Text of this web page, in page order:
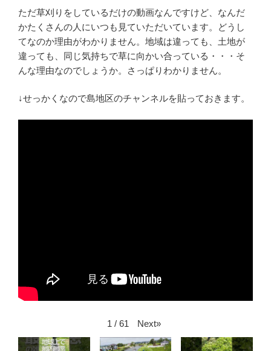
ただ草刈りをしているだけの動画なんですけど、なんだ
かたくさんの人にいつも見ていただいています。どうし
てなのか理由がわかりません。地域は違っても、土地が
違っても、同じ気持ちで草に向かい合っている・・・そ
んな理由なのでしょうか。さっぱりわかりません。
↓せっかくなので島地区のチャンネルを貼っておきます。
1 / 61 Next»